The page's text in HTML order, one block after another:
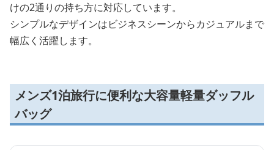
けの2通りの持ち方に対応しています。
シンプルなデザインはビジネスシーンからカジュアルまで
幅広く活躍します。
メンズ1泊旅行に便利な大容量軽量ダッフル
バッグ